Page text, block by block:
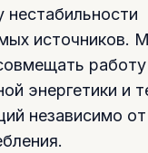
нестабильности
источников.
энергетики и
независимо